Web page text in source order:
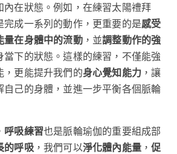
內在狀態。例如，在練習太陽禮拜
完成一系列的動作，更重要的是感受
量在身體中的流動，並調整動作的強
當下的狀態。這樣的練習，不僅能強
，更能提升我們的身心覺知能力 ，讓
自己的身體，並進一步平衡各個脈輪
呼吸練習也是脈輪瑜伽的重要組成部
的呼吸，我們可以淨化體內能量 ，促